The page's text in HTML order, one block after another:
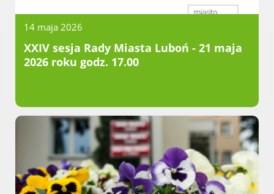
14 maja 2026
XXIV sesja Rady Miasta Luboń - 21 maja
2026 roku godz. 17.00